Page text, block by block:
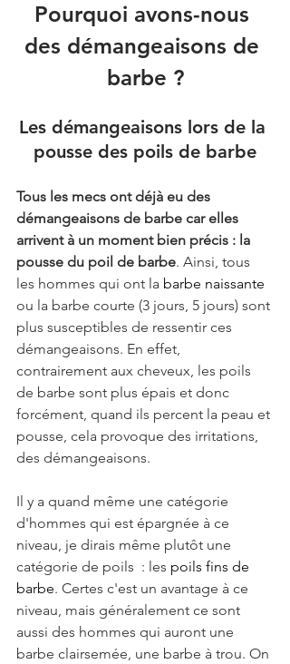
Pourquoi avons-nous
des démangeaisons de
barbe ?
Les démangeaisons lors de la
pousse des poils de barbe
Tous les mecs ont déjà eu des
démangeaisons de barbe car elles
arrivent à un moment bien précis : la
pousse du poil de barbe. Ainsi, tous
les hommes qui ont la barbe naissante
ou la barbe courte (3 jours, 5 jours) sont
plus susceptibles de ressentir ces
démangeaisons. En effet,
contrairement aux cheveux, les poils
de barbe sont plus épais et donc
forcément, quand ils percent la peau et
pousse, cela provoque des irritations,
des démangeaisons.
Il y a quand même une catégorie
d'hommes qui est épargnée à ce
niveau, je dirais même plutôt une
catégorie de poils  : les poils fins de
barbe. Certes c'est un avantage à ce
niveau, mais généralement ce sont
aussi des hommes qui auront une
barbe clairsemée, une barbe à trou. On